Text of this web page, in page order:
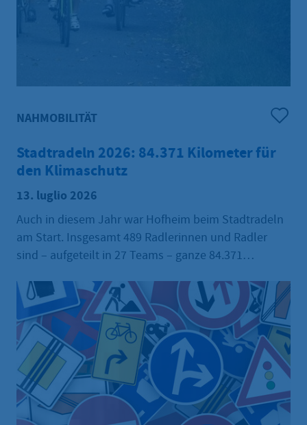
NAHMOBILITÄT
Stadtradeln 2026: 84.371 Kilometer für
den Klimaschutz
13. luglio 2026
Auch in diesem Jahr war Hofheim beim Stadtradeln
am Start. Insgesamt 489 Radlerinnen und Radler
sind – aufgeteilt in 27 Teams – ganze 84.371
zum Vorjahr, als die 100.000 Kilometer Marke
geknackt wurde, wurden jedoch weniger Kilometer
„erstrampelt“. Es war dennoch das drittbeste Jahr in
Sachen Teilnehmendenzahl und gefahrener
Kilometer der Hofheimer Stadtradeln-Community
seit der ersten Teilnahme 2017. Die Kreisstadt liegt
damit 2026 auf Platz 775 von 3112 bundesweit
teilnehmenden Kommunen. Auf Landesebene belegt